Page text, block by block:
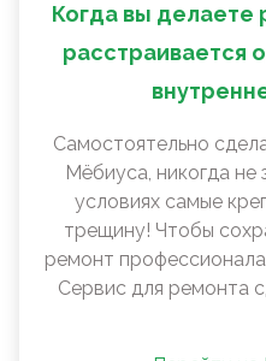
Когда вы делаете
расстраивается
Самостоятельно
Мëбиуса, никогда не
условиях самые
трещину! Чтобы
ремонт
Сервис для ремонта